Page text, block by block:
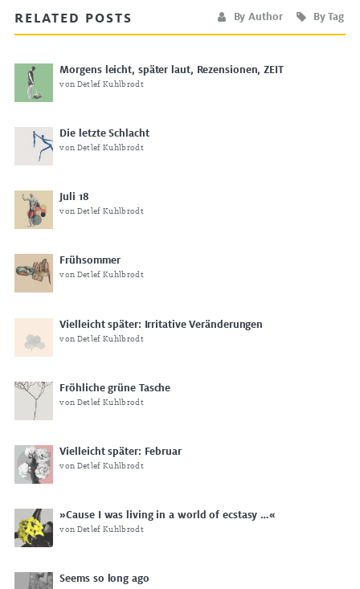
RELATED POSTS By Author By Tag
Morgens leicht, später laut, Rezensionen, ZEIT
von Detlef Kuhlbrodt
Die letzte Schlacht
von Detlef Kuhlbrodt
Juli 18
von Detlef Kuhlbrodt
Frühsommer
von Detlef Kuhlbrodt
Vielleicht später: Irritative Veränderungen
von Detlef Kuhlbrodt
Fröhliche grüne Tasche
von Detlef Kuhlbrodt
Vielleicht später: Februar
von Detlef Kuhlbrodt
»Cause I was living in a world of ecstasy …«
von Detlef Kuhlbrodt
Seems so long ago